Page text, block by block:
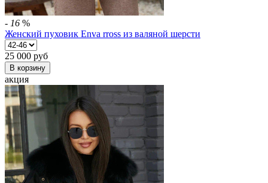
- 16 %
Женский пуховик Enva rross из валяной шерсти
25 000 руб
В корзину
акция